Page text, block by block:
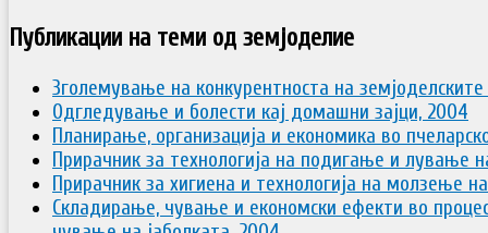
Публикации на теми од земјоделие
Зголемување на конкурентноста на
Одгледување и болести кај домашни зајци, 2004
Планирање, организација и економика во
Прирачник за технологија на подигање и лување
Прирачник за хигиена и технологија на молзење
Складирање, чување и економски ефекти во